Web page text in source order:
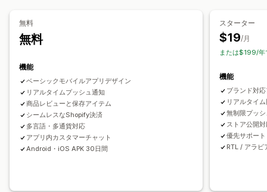
カゴ落ち
パーソナライズ
プロモーション
セグメント
無料
無料
機能
ベーシックモバイルアプリデザイン
リアルタイムプッシュ通知
商品レビューと保存アイテム
シームレスなShopify決済
多言語・多通貨対応
アプリ内カスタマーチャット
Android・iOS APK 30日間
スターター
$19/月
または$199/年
機能
ブランド対
リアルタイ
無制限プッ
ストア公開
優先サポート
RTL / アラビ